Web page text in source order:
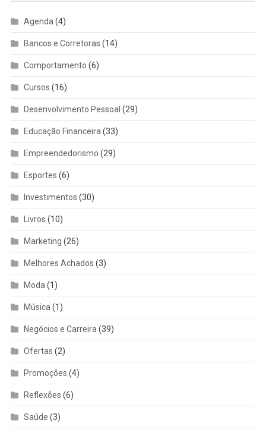
Agenda (4)
Bancos e Corretoras (14)
Comportamento (6)
Cursos (16)
Desenvolvimento Pessoal (29)
Educação Financeira (33)
Empreendedorismo (29)
Esportes (6)
Investimentos (30)
Livros (10)
Marketing (26)
Melhores Achados (3)
Moda (1)
Música (1)
Negócios e Carreira (39)
Ofertas (2)
Promoções (4)
Reflexões (6)
Saúde (3)